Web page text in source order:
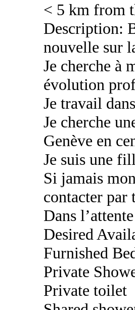
< 5 km from
Description:
nouvelle sur
Je cherche à
évolution
Je travail
Je cherche
Genève en
Je suis une
Si jamais
contacter par
Dans
Desired
Furnished
Private
Private toilet